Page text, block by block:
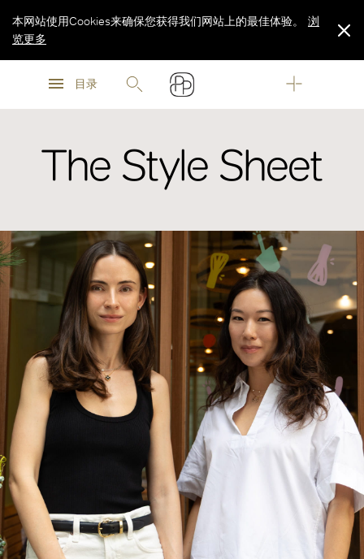
浏
目录
本网站使用Cookies来确保您获得我们网站上的最佳体验。
浏
览更多
The Style Sheet